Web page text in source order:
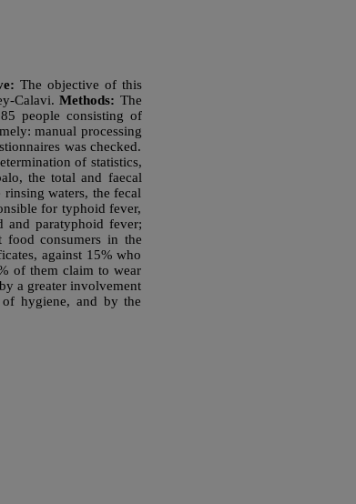
The objective of this
Calavi.Methods: The
people consisting of
manual processing
was checked.
of statistics,
the total and faecal
waters, the fecal
for typhoid fever,
and paratyphoid fever;
food consumers in the
against 15% who
of them claim to wear
a greater involvement
hygiene, and by the